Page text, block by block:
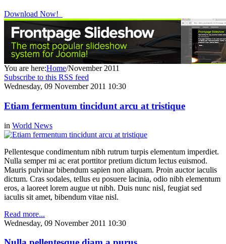
Download Now!
You are here:Home/November 2011
Subscribe to this RSS feed
Wednesday, 09 November 2011 10:30
Etiam fermentum tincidunt arcu at tristique
in World News
Pellentesque condimentum nibh rutrum turpis elementum imperdiet.
Nulla semper mi ac erat porttitor pretium dictum lectus euismod.
Mauris pulvinar bibendum sapien non aliquam. Proin auctor iaculis
dictum. Cras sodales, tellus eu posuere lacinia, odio nibh elementum
eros, a laoreet lorem augue ut nibh. Duis nunc nisl, feugiat sed
iaculis sit amet, bibendum vitae nisl.
Read more...
Wednesday, 09 November 2011 10:30